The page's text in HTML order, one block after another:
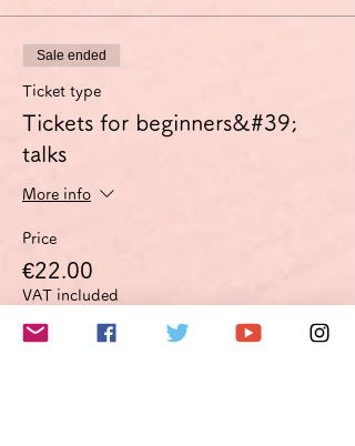
Sale ended
Ticket type
Tickets for beginners&#39;
talks
More info
Price
€22.00
VAT included